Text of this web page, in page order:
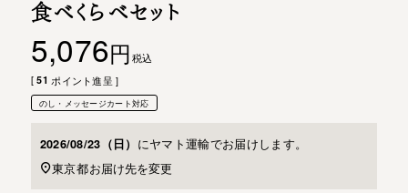
食べくらべセット
5,076
税込
[ 51 ポイント進呈 ]
のし・メッセージカート対応
2026/08/23（日） にヤマト運輸でお届けします。
東京都お届け先を変更